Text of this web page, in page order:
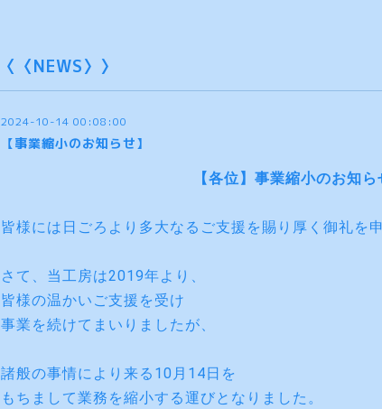
〈〈NEWS〉〉
2024-10-14 00:08:00
【事業縮小のお知らせ】
【各位】事業縮小のお知ら
皆様には日ごろより多大なるご支援を賜り厚く御礼を
さて、当工房は2019年より、
皆様の温かいご支援を受け
事業を続けてまいりましたが、
諸般の事情により来る10月14日を
もちまして業務を縮小する運びとなりました。